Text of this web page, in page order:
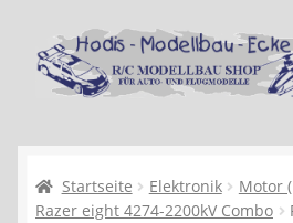
Zur
Navigation
springen
Zum
Inhalt
springen
KasseStartseite Elektronik Motor
Razer eight 4274-2200kV Combo